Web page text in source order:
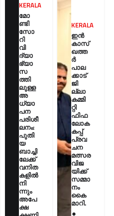
KERALA
മോ
ണ്ടി
സോ
റി
വി
ദ്യാ
ഭ്യാ
സ
ത്തി
ലുള്ള
അ
ധ്യാ
പന
പരിശീ
ലനം:
പുതി
യ
ബാച്ചി
ലേക്ക്
വനിത
കളിൽ
നി
ന്നും
അപേ
ക്ഷ
KERALA
ഇൻ
കാസ്
ഖത്ത
ർ
പാല
ക്കാട്
ജി
ല്ലാ
കമ്മി
റ്റി
ഫിഫ
ലോക
കപ്പ്
പ്രവ
ചന
മത്സര
വിജ
യിക്ക്
സമ്മാ
നം
കൈ
മാറി.